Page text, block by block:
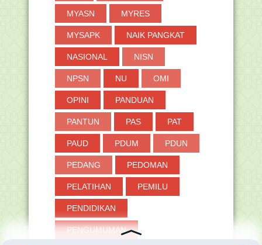
MYASN MYRES
MYSAPK NAIK PANGKAT
NASIONAL NISN
NPSN NU OMI
OPINI PANDUAN
PANTUN PAS PAT
PAUD PDUM PDUN
PEDANG PEDOMAN
PELATIHAN PEMILU
PENDIDIKAN
PENGUMUMAN